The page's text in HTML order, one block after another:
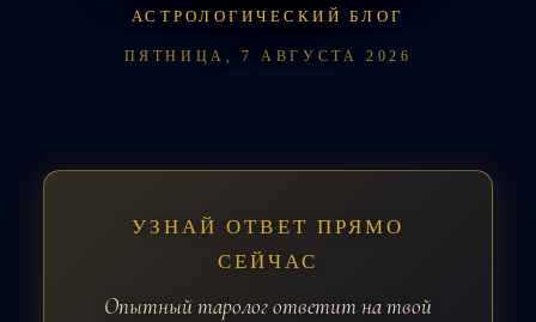
АСТРОЛОГИЧЕСКИЙ БЛОГ
ПЯТНИЦА, 7 АВГУСТА 2026
УЗНАЙ ОТВЕТ ПРЯМО
СЕЙЧАС
Опытный таролог ответит на твой